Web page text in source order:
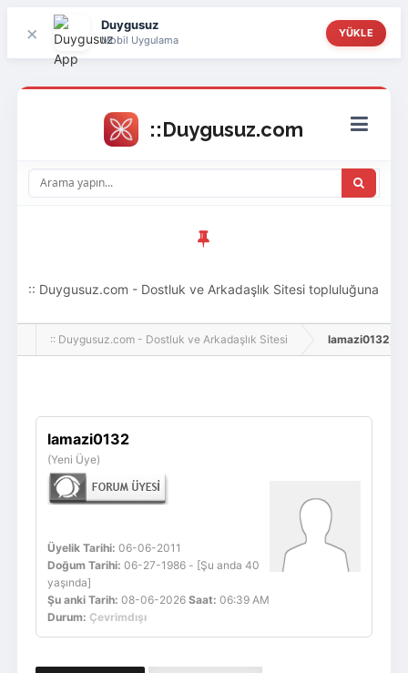
× Duygusuz
Mobil Uygulama
YÜKLE
:: Duygusuz.com - Dostluk ve Arkadaşlık Sitesi topluluğuna
hoş geldin ziyaretçi! Aramıza katılmak istersen kayıt
:: Duygusuz.com - Dostluk ve Arkadaşlık Sitesi lamazi0132,
lamazi0132
(Yeni Üye)
Üyelik Tarihi: 06-06-2011
Doğum Tarihi: 06-27-1986 - [Şu anda 40
yaşında]
Şu anki Tarih: 08-06-2026 Saat: 06:39 AM
Durum: Çevrimdışı